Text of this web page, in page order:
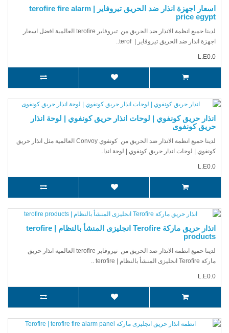
اسعار اجهزة انذار ضد الحريق تيروفاير | terofire fire alarm
price egypt
لدينا حميع انظمة الانذار ضد الحريق من تيروفاير terofire العالمية افضل اسعار
اجهزة انذار ضد الحريق تيروفاير | terof..
L.E0.0
انذار حريق كونفوي | لوحات انذار حريق كونفوي | لوحة انذار
حريق كونفوى
لدينا حميع انظمة الانذار ضد الحريق من كونفوي Convoy العالمية مثل انذار حريق
كونفوي | لوحات انذار حريق كونفوي | لوحة انذا..
L.E0.0
انذار حريق ماركة Terofire انجليزى المنشأ بالنظام | terofire
products
لدينا حميع انظمة الانذار ضد الحريق من تيروفاير terofire العالمية انذار حريق
ماركة Terofire انجليزى المنشأ بالنظام | terofire ..
L.E0.0